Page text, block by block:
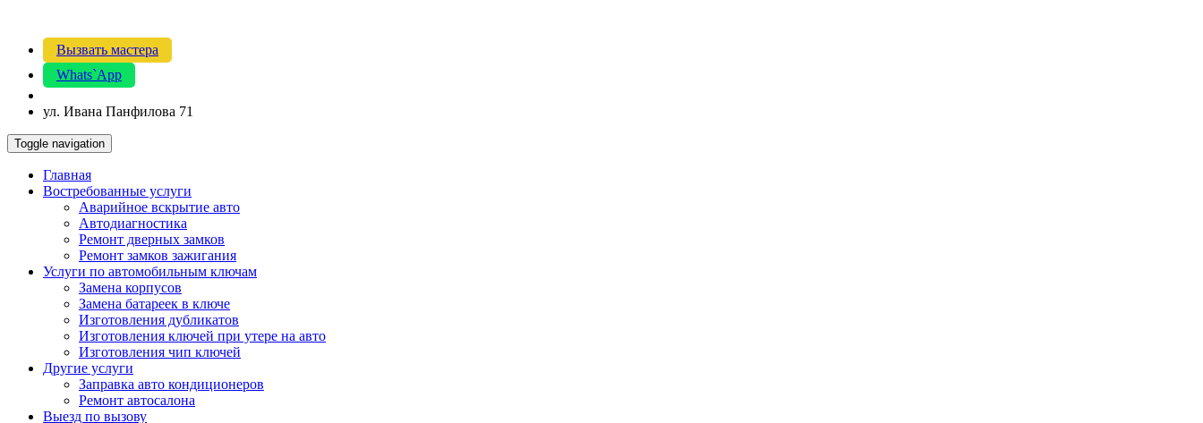
Вызвать мастера
Whats`App
ул. Ивана Панфилова 71
Toggle navigation
Главная
Востребованные услуги
Аварийное вскрытие авто
Автодиагностика
Ремонт дверных замков
Ремонт замков зажигания
Услуги по автомобильным ключам
Замена корпусов
Замена батареек в ключе
Изготовления дубликатов
Изготовления ключей при утере на авто
Изготовления чип ключей
Другие услуги
Заправка авто кондиционеров
Ремонт автосалона
Выезд по вызову